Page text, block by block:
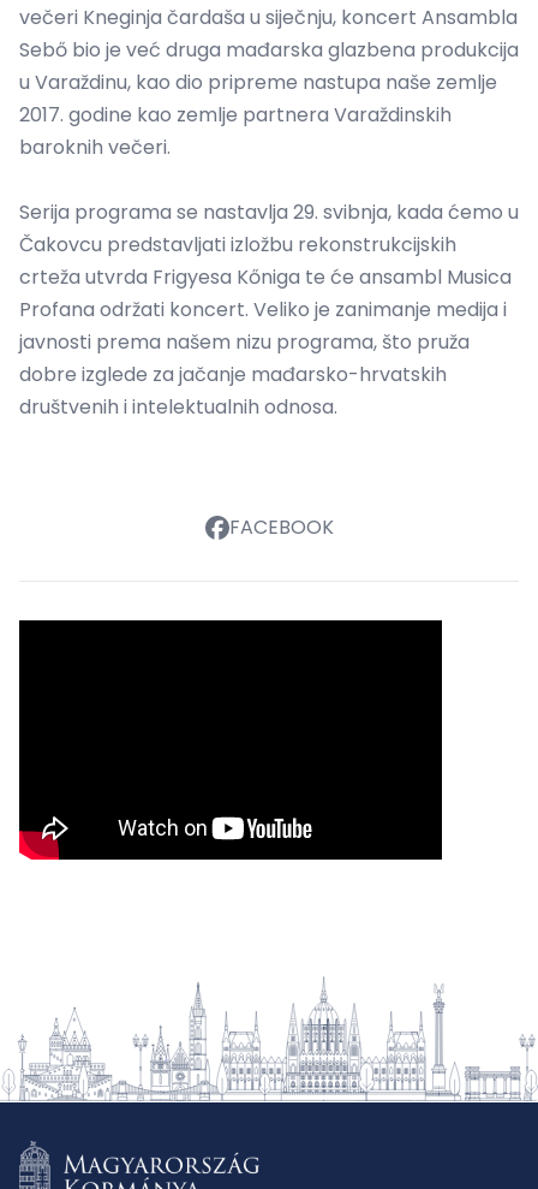
večeri Kneginja čardaša u siječnju, koncert Ansambla
Sebő bio je već druga mađarska glazbena produkcija
u Varaždinu, kao dio pripreme nastupa naše zemlje
2017. godine kao zemlje partnera Varaždinskih
baroknih večeri.
Serija programa se nastavlja 29. svibnja, kada ćemo u
Čakovcu predstavljati izložbu rekonstrukcijskih
crteža utvrda Frigyesa Kőniga te će ansambl Musica
Profana održati koncert. Veliko je zanimanje medija i
javnosti prema našem nizu programa, što pruža
dobre izglede za jačanje mađarsko-hrvatskih
društvenih i intelektualnih odnosa.
FACEBOOK